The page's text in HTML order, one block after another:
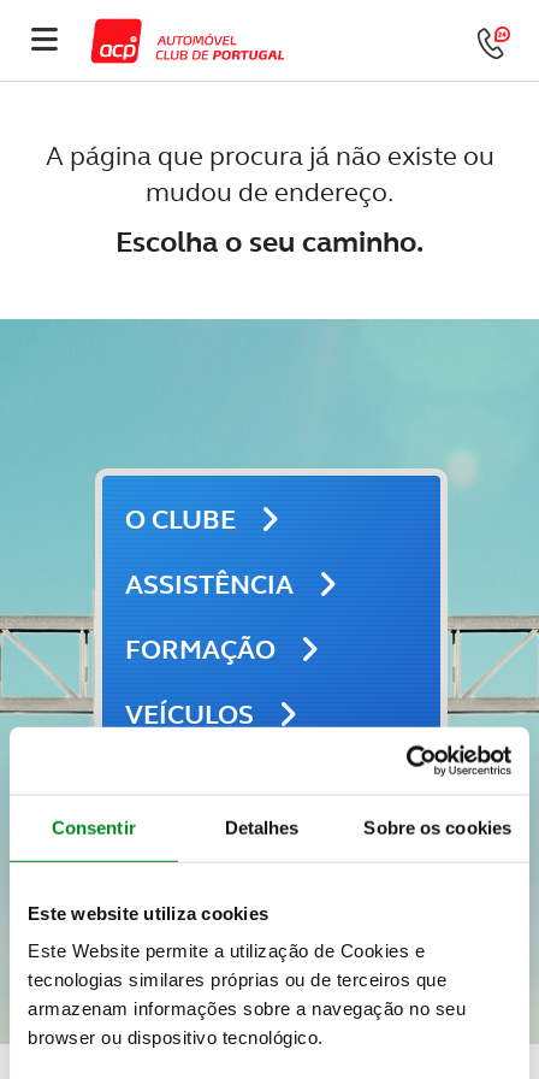
Consentir Detalhes Sobre os cookies
Este website utiliza cookies
Este Website permite a utilização de Cookies e
tecnologias similares próprias ou de terceiros que
armazenam informações sobre a navegação no seu
browser ou dispositivo tecnológico.
A página que procura já não existe ou
mudou de endereço.
Escolha o seu caminho.
O CLUBE
ASSISTÊNCIA
FORMAÇÃO
VEÍCULOS
VIAGENS E LAZER